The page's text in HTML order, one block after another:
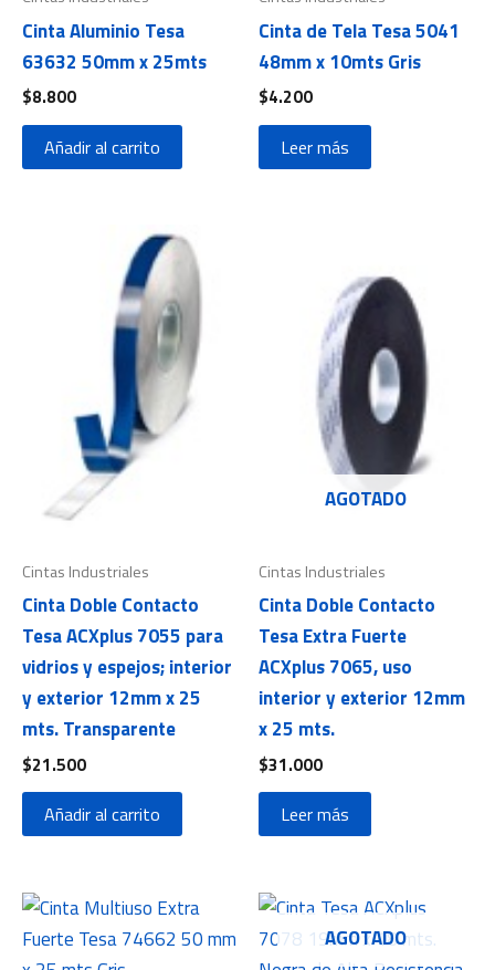
Cinta Aluminio Tesa
63632 50mm x 25mts
$8.800
Añadir al carrito
Cinta de Tela Tesa 5041
48mm x 10mts Gris
$4.200
Leer más
Cintas Industriales
Cinta Doble Contacto
Tesa ACXplus 7055 para
vidrios y espejos; interior
y exterior 12mm x 25
mts. Transparente
$21.500
Añadir al carrito
AGOTADO
Cintas Industriales
Cinta Doble Contacto
Tesa Extra Fuerte
ACXplus 7065, uso
interior y exterior 12mm
x 25 mts.
$31.000
Leer más
AGOTADO